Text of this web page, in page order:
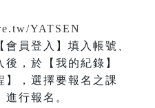
YATSEN
員登入】填入帳號、
，於【我的紀錄】
，選擇要報名之課
行報名。